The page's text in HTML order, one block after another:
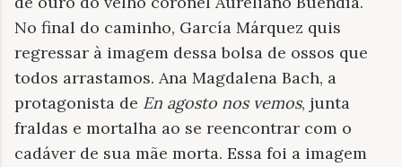
No final do caminho, García Márquez quis
regressar à imagem dessa bolsa de ossos que
todos arrastamos. Ana Magdalena Bach, a
protagonista de En agosto nos vemos, junta
fraldas e mortalha ao se reencontrar com o
cadáver de sua mãe morta. Essa foi a imagem